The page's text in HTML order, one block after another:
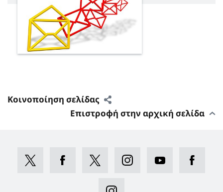
Κοινοποίηση σελίδας
Επιστροφή στην αρχική σελίδα